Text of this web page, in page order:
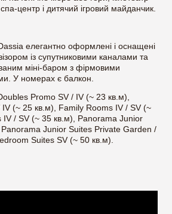
центр і дитячий ігровий майданчик.
елегантно оформлені і оснащені
із супутниковими каналами та
міні-баром з фірмовими
У номерах є балкон.
Promo SV / IV (~ 23 кв.м),
(~ 25 кв.м), Family Rooms IV / SV (~
IV / SV (~ 35 кв.м), Panorama Junior
Junior Suites Private Garden /
Suites SV (~ 50 кв.м).